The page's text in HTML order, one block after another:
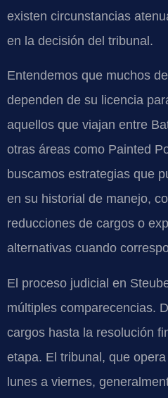
existen circunstancias
en la decisión del tribunal.
Entendemos que muchos
dependen de su licencia
aquellos que viajan entre
otras áreas como Painted
buscamos estrategias que
en su historial de manejo,
reducciones de cargos o
alternativas cuando
El proceso judicial en
múltiples comparecencias.
cargos hasta la resolución
etapa. El tribunal, que
lunes a viernes,